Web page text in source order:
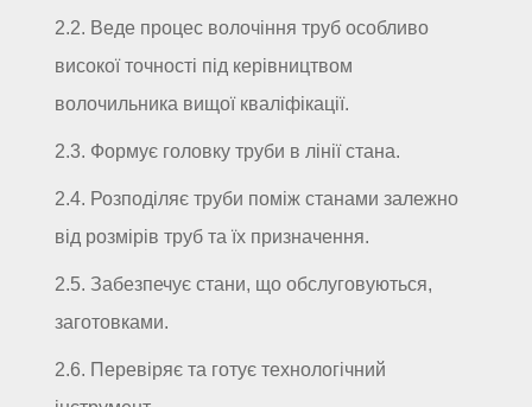
2.2. Веде процес волочіння труб особливо
високої точності під керівництвом
волочильника вищої кваліфікації.
2.3. Формує головку труби в лінії стана.
2.4. Розподіляє труби поміж станами залежно
від розмірів труб та їх призначення.
2.5. Забезпечує стани, що обслуговуються,
заготовками.
2.6. Перевіряє та готує технологічний